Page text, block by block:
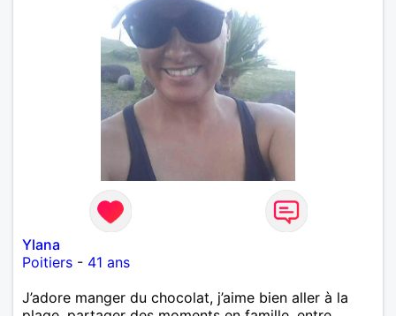
Ylana
Poitiers - 41 ans
J’adore manger du chocolat, j’aime bien aller à la